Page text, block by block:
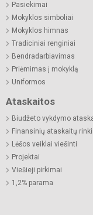
Pasiekimai
Mokyklos simboliai
Mokyklos himnas
Tradiciniai renginiai
Bendradarbiavimas
Priėmimas į mokyklą
Uniformos
Ataskaitos
Biudžeto vykdymo
Finansinių ataskaitų
Lėšos veiklai viešinti
Projektai
Viešieji pirkimai
1,2% parama